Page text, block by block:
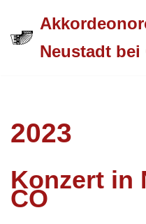
Zum
Neustadt bei
2023
Konzert in
CO